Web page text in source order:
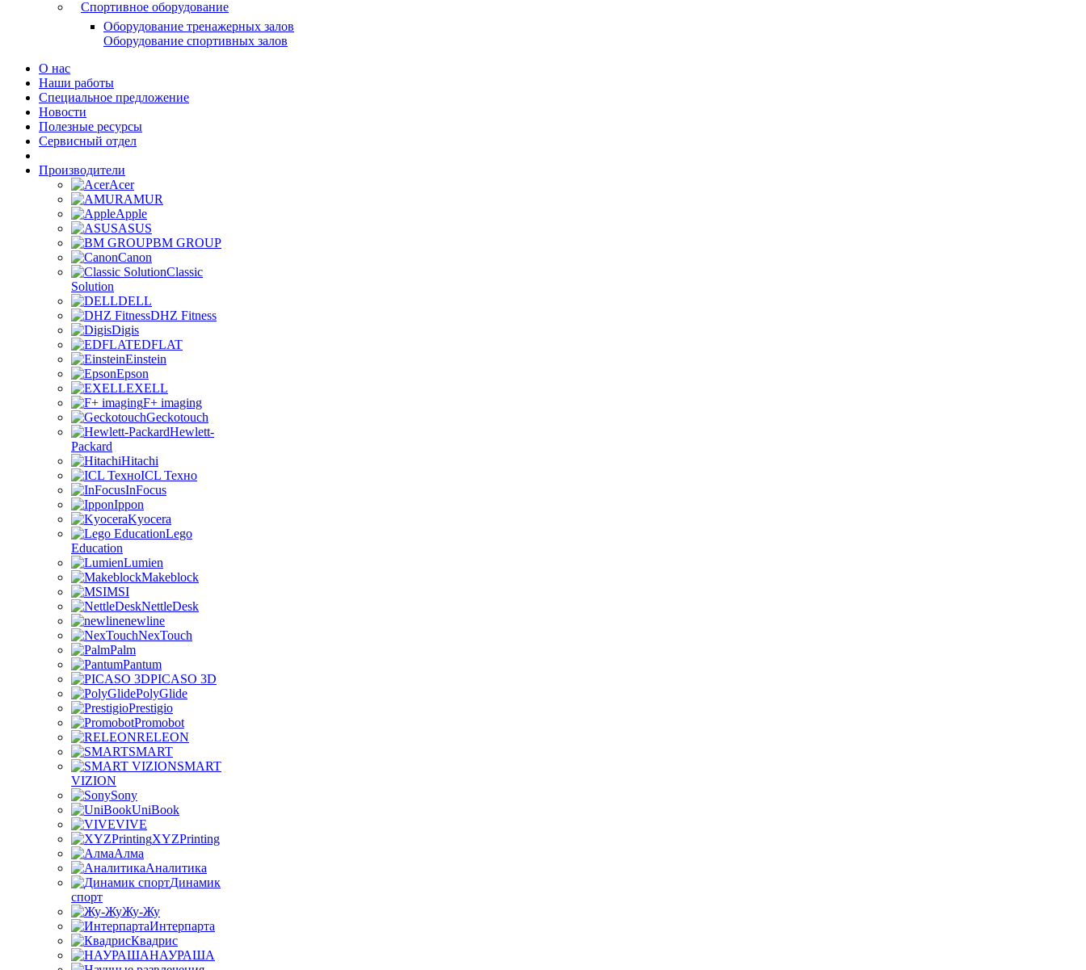
Спортивное оборудование
Оборудование тренажерных залов
Оборудование спортивных залов
О нас
Наши работы
Специальное предложение
Новости
Полезные ресурсы
Сервисный отдел
Производители
Acer
AMUR
Apple
ASUS
BM GROUP
Canon
Classic
Solution
DELL
DHZ Fitness
Digis
EDFLAT
Einstein
Epson
EXELL
F+ imaging
Geckotouch
Hewlett-
Packard
Hitachi
ICL Техно
InFocus
Ippon
Kyocera
Lego
Education
Lumien
Makeblock
MSI
NettleDesk
newline
NexTouch
Palm
Pantum
PICASO 3D
PolyGlide
Prestigio
Promobot
RELEON
SMART
SMART
VIZION
Sony
UniBook
VIVE
XYZPrinting
Алма
Аналитика
Динамик
спорт
Жу-Жу
Интерпарта
Квадрис
НАУРАША